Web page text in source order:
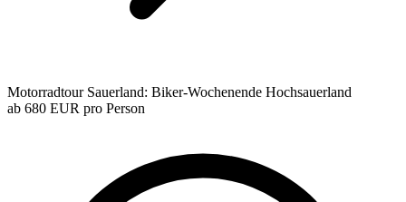
Motorradtour Sauerland: Biker-Wochenende Hochsauerland
ab 680 EUR pro Person